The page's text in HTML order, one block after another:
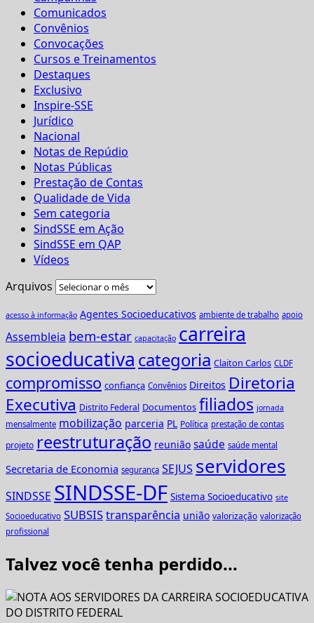
Comunicados
Convênios
Convocações
Cursos e Treinamentos
Destaques
Exclusivo
Inspire-SSE
Jurídico
Nacional
Notas de Repúdio
Notas Públicas
Prestação de Contas
Qualidade de Vida
Sem categoria
SindSSE em Ação
SindSSE em QAP
Vídeos
Arquivos
acesso à informação Agentes Socioeducativos ambiente de trabalho apoio
Assembleia bem-estar capacitação carreira
socioeducativa categoria Claiton Carlos CLDF
compromisso confiança Convênios Direitos Diretoria
Executiva Distrito Federal Documentos filiados jornada
mensalmente mobilização parceria PL Política prestação de contas
projeto reestruturação reunião saúde saúde mental
Secretaria de Economia segurança SEJUS servidores
SINDSSE SINDSSE-DF Sistema Socioeducativo site
Socioeducativo SUBSIStransparência união valorização valorização
profissional
Talvez você tenha perdido...